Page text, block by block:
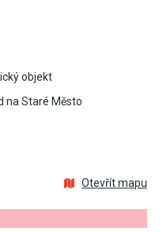
objekt
na Staré Město
Otevřít mapu